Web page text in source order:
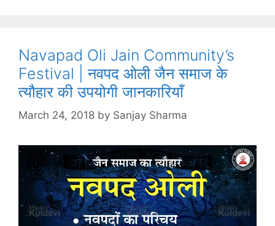
Navapad Oli Jain Community’s
Festival | नवपद ओली जैन समाज के
त्यौहार की उपयोगी जानकारियाँ
March 24, 2018 by Sanjay Sharma